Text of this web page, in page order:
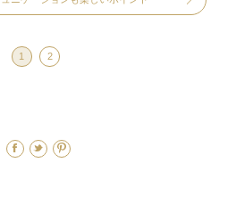
1 2